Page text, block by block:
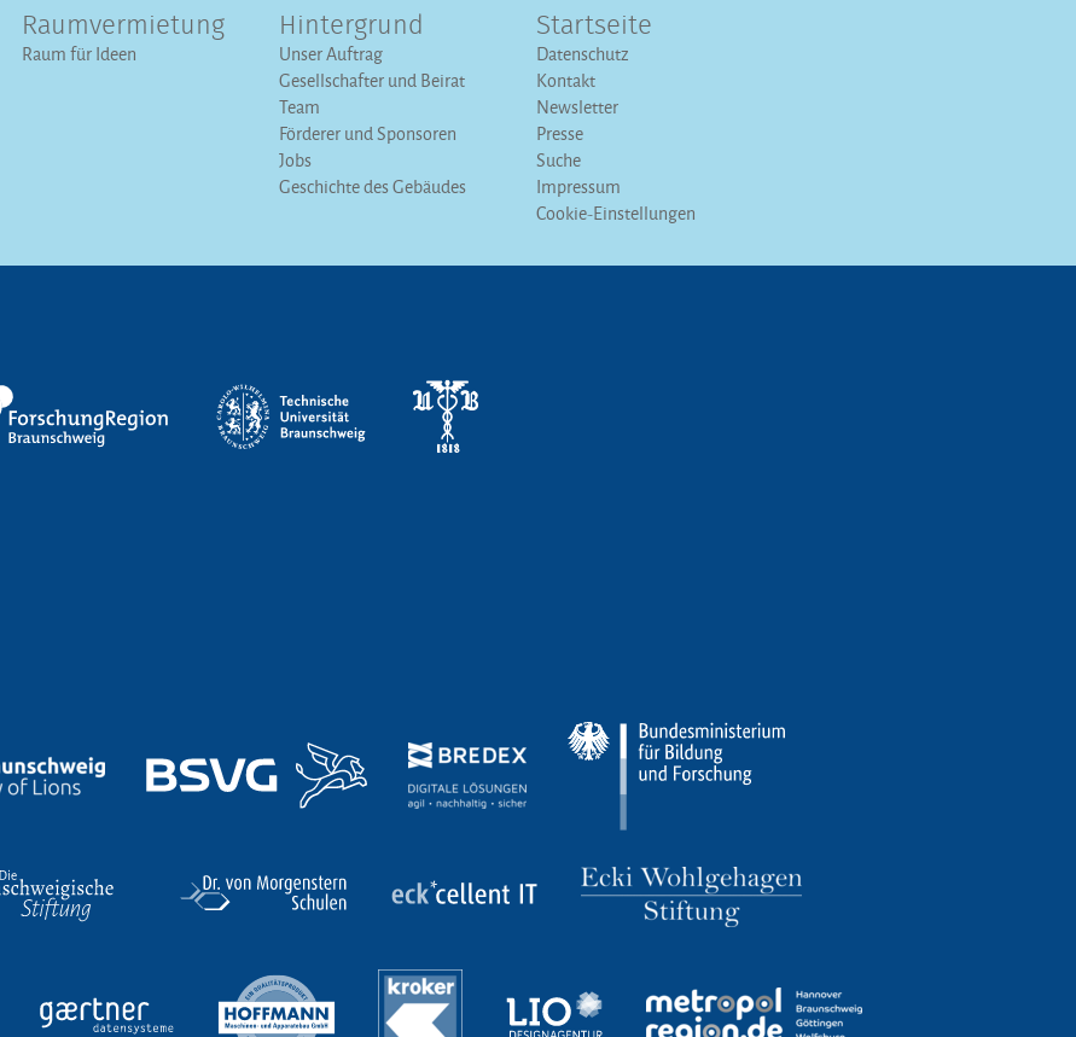
Raumvermietung
Raum für Ideen
Hintergrund
Unser Auftrag
Gesellschafter und Beirat
Team
Förderer und Sponsoren
Jobs
Geschichte des Gebäudes
Startseite
Datenschutz
Kontakt
Newsletter
Presse
Suche
Impressum
Cookie-Einstellungen